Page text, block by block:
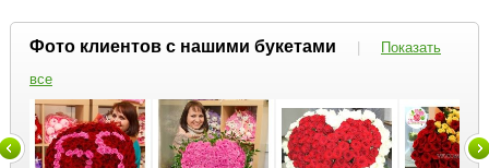
Фото клиентов с нашими букетами |
Показать
все